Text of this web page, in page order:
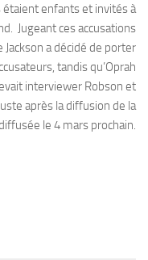
étaient enfants et invités à
Jugeant ces accusations
a décidé de porter
tandis qu’Oprah
interviewer Robson et
après la diffusion de la
le 4 mars prochain.